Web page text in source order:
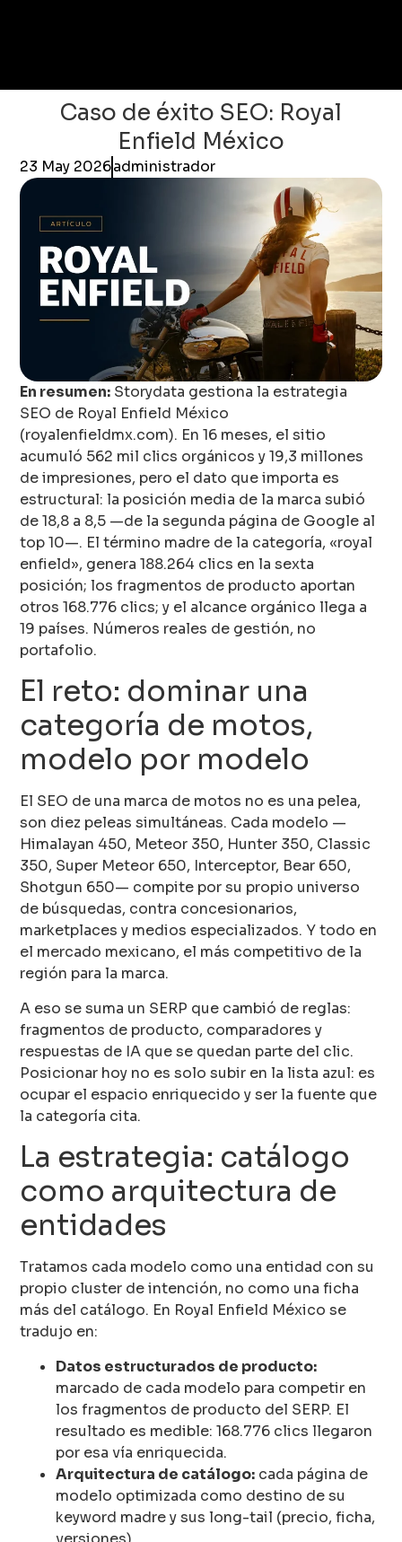
Caso de éxito SEO: Royal
Enfield México
23 May 2026administrador
En resumen: Storydata gestiona la estrategia
SEO de Royal Enfield México
(royalenfieldmx.com). En 16 meses, el sitio
acumuló 562 mil clics orgánicos y 19,3 millones
de impresiones, pero el dato que importa es
estructural: la posición media de la marca subió
de 18,8 a 8,5 —de la segunda página de Google al
top 10—. El término madre de la categoría, «royal
enfield», genera 188.264 clics en la sexta
posición; los fragmentos de producto aportan
otros 168.776 clics; y el alcance orgánico llega a
19 países. Números reales de gestión, no
portafolio.
El reto: dominar una
categoría de motos,
modelo por modelo
El SEO de una marca de motos no es una pelea,
son diez peleas simultáneas. Cada modelo —
Himalayan 450, Meteor 350, Hunter 350, Classic
350, Super Meteor 650, Interceptor, Bear 650,
Shotgun 650— compite por su propio universo
de búsquedas, contra concesionarios,
marketplaces y medios especializados. Y todo en
el mercado mexicano, el más competitivo de la
región para la marca.
A eso se suma un SERP que cambió de reglas:
fragmentos de producto, comparadores y
respuestas de IA que se quedan parte del clic.
Posicionar hoy no es solo subir en la lista azul: es
ocupar el espacio enriquecido y ser la fuente que
la categoría cita.
La estrategia: catálogo
como arquitectura de
entidades
Tratamos cada modelo como una entidad con su
propio cluster de intención, no como una ficha
más del catálogo. En Royal Enfield México se
tradujo en:
Datos estructurados de producto:
marcado de cada modelo para competir en
los fragmentos de producto del SERP. El
resultado es medible: 168.776 clics llegaron
por esa vía enriquecida.
Arquitectura de catálogo: cada página de
modelo optimizada como destino de su
keyword madre y sus long-tail (precio, ficha,